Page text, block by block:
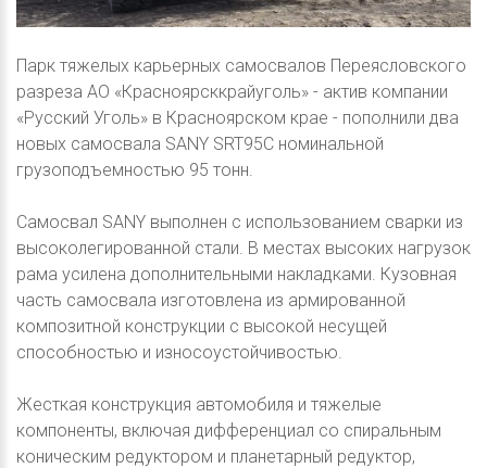
Парк тяжелых карьерных самосвалов Переясловского
разреза АО «Красноярсккрайуголь» - актив компании
«Русский Уголь» в Красноярском крае - пополнили два
новых самосвала SANY SRT95C номинальной
грузоподъемностью 95 тонн.
Самосвал SANY выполнен с использованием сварки из
высоколегированной стали. В местах высоких нагрузок
рама усилена дополнительными накладками. Кузовная
часть самосвала изготовлена из армированной
композитной конструкции с высокой несущей
способностью и износоустойчивостью.
Жесткая конструкция автомобиля и тяжелые
компоненты, включая дифференциал со спиральным
коническим редуктором и планетарный редуктор,